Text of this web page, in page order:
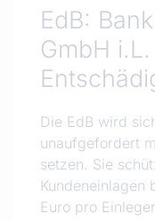
EdB:
GmbH
Die EdB wird
unaufgefordert
setzen. Sie
Kundeneinlagen
Euro pro